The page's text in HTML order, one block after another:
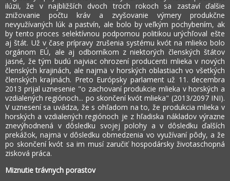
ilúzii, že v najbližších dvoch troch rokoch sa zastaví ďalšie
znižovanie počtu kráv a zvyšovanie výmery produkčne
nevyužívaných lúk a pastvín, ale bolo by veľkým pochybením, ak
by tento proces selektívnou podpornou politikou urýchľoval ešte
aj štát. Už v čase prípravy zrušenia systému kvót na mlieko bolo
orgánom EÚ, ale aj odborníkom z niektorých členských štátov
jasné, že tým budú najviac ohrození producenti mlieka v nových
členských krajinách, ale najmä v horských oblastiach vo všetkých
členských krajinách. Preto Európsky parlament už 11. decembra
2013 prijal uznesenie "o zachovaní produkcie mlieka v horských a
vzdialených regiónoch... po skončení kvót mlieka" (2013/2097 INI).
V uznesení sa uvádza, že s ohľadom na to, že produkcia mlieka v
horských a vzdialených regiónoch je z hľadiska nákladov výrazne
znevýhodnená v dôsledku svojej polohy a v dôsledku ďalších
prekážok, najmä v dôsledku obmedzenia vo využívaní pôdy, a že
po skončení kvót sa im musí zaručiť hospodársky životaschopná
zisková práca.
Miznutie trávnych porastov